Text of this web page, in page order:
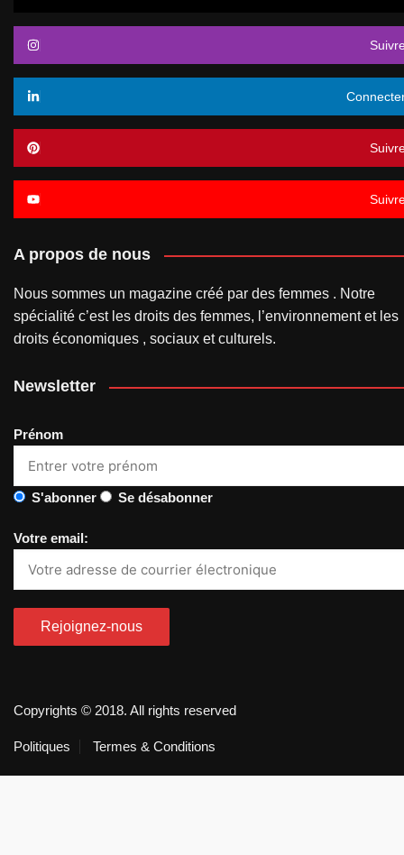
A propos de nous
Nous sommes un magazine créé par des femmes . Notre
spécialité c’est les droits des femmes, l’environnement et les
droits économiques , sociaux et culturels.
Newsletter
Prénom
S'abonner Se désabonner
Votre email:
Copyrights © 2018. All rights reserved
Politiques Termes & Conditions